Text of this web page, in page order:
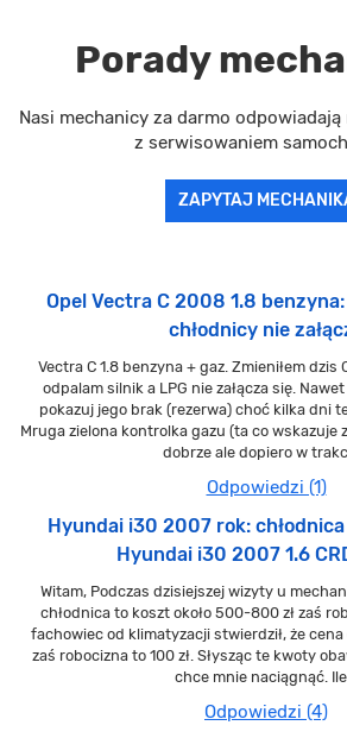
Porady
Nasi mechanicy za darmo
z serwisowaniem
ZAPYTAJ
Opel Vectra C 2008 1.8
chłodnicy nie
Vectra C 1.8 benzyna + gaz. Zmieniłem dzis
odpalam silnik a LPG nie załącza się.
pokazuj jego brak (rezerwa) choć kilka dni
Mruga zielona kontrolka gazu (ta co wskazuje
dobrze ale dopiero w
Odpowiedzi (1)
Hyundai i30 2007 rok:
Hyundai i30 2007 1.6
Witam, Podczas dzisiejszej wizyty u
chłodnica to koszt około 500-800 zł zaś
fachowiec od klimatyzacji stwierdził, że cena
zaś robocizna to 100 zł. Słysząc te kwoty
chce mnie naciągnąć.
Odpowiedzi (4)